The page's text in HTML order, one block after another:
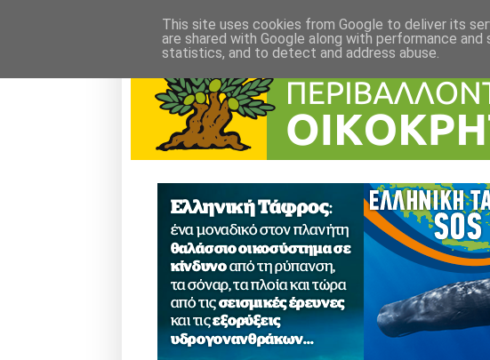
This site uses cookies from Google to deliver its
are shared with Google along with performance
statistics, and to detect and address abuse.